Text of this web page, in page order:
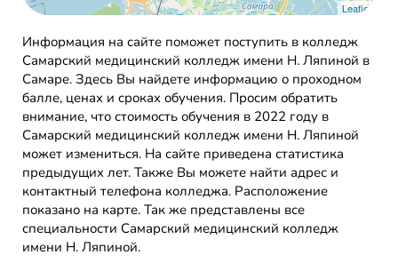
Leaflet
Информация на сайте поможет поступить в колледж
Самарский медицинский колледж имени Н. Ляпиной в
Самаре. Здесь Вы найдете информацию о проходном
балле, ценах и сроках обучения. Просим обратить
внимание, что стоимость обучения в 2022 году в
Самарский медицинский колледж имени Н. Ляпиной
может измениться. На сайте приведена статистика
предыдущих лет. Также Вы можете найти адрес и
контактный телефона колледжа. Расположение
показано на карте. Так же представлены все
специальности Самарский медицинский колледж
имени Н. Ляпиной.